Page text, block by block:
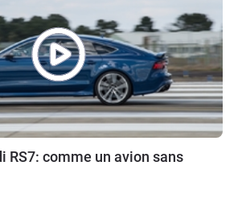
RS7: comme un avion sans